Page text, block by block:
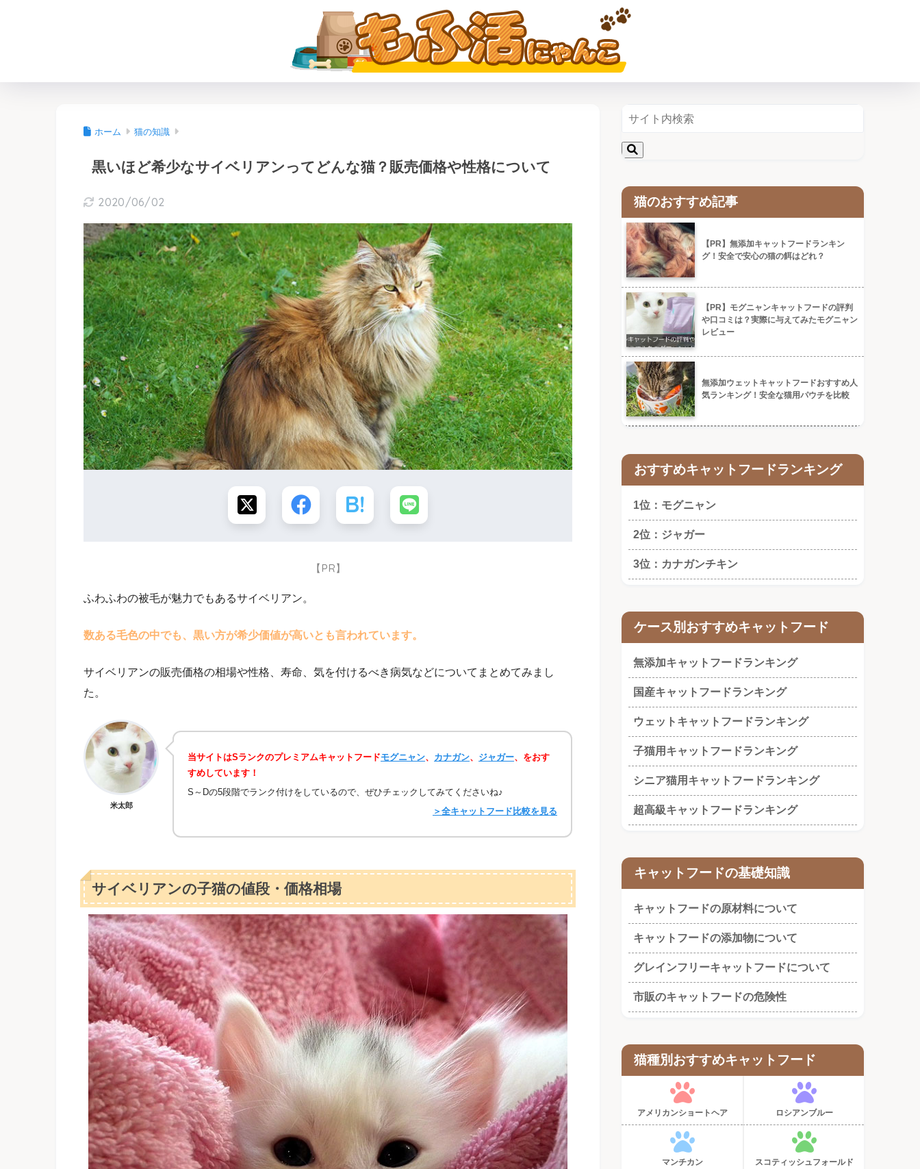
ホーム 猫の知識
黒いほど希少なサイベリアンってどんな猫？販売価格や性格について
2020/06/02
【PR】
ふわふわの被毛が魅力でもあるサイベリアン。
数ある毛色の中でも、黒い方が希少価値が高いとも言われています。
サイベリアンの販売価格の相場や性格、寿命、気を付けるべき病気などについてまとめてみまし
た。
米太郎
当サイトはSランクのプレミアムキャットフードモグニャン、 カナガン、 ジャガー、をおす
すめしています！
S～Dの5段階でランク付けをしているので、ぜひチェックしてみてくださいね♪
＞全キャットフード比較を見る
サイベリアンの子猫の値段・価格相場
猫のおすすめ記事
【PR】無添加キャットフードランキン
グ！安全で安心の猫の餌はどれ？
【PR】モグニャンキャットフードの評判
や口コミは？実際に与えてみたモグニャン
レビュー
無添加ウェットキャットフードおすすめ人
気ランキング！安全な猫用パウチを比較
おすすめキャットフードランキング
1位：モグニャン
2位：ジャガー
3位：カナガンチキン
ケース別おすすめキャットフード
無添加キャットフードランキング
国産キャットフードランキング
ウェットキャットフードランキング
子猫用キャットフードランキング
シニア猫用キャットフードランキング
超高級キャットフードランキング
キャットフードの基礎知識
キャットフードの原材料について
キャットフードの添加物について
グレインフリーキャットフードについて
市販のキャットフードの危険性
猫種別おすすめキャットフード
アメリカンショートヘア ロシアンブルー
マンチカン スコティッシュフォールド